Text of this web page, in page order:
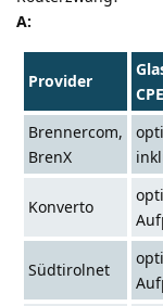
A:
Provider
Brennercom,
BrenX
Konverto
Südtirolnet